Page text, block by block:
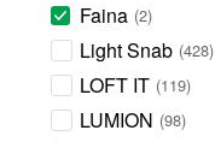
Faina 2
Light Snab 428
LOFT IT 119
LUMION 98